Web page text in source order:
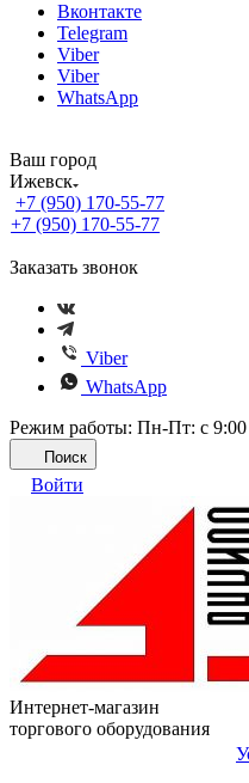
Вконтакте
Telegram
Viber
Viber
WhatsApp
Ваш город
Ижевск
+7 (950) 170-55-77
+7 (950) 170-55-77
Заказать звонок
Viber
WhatsApp
Режим работы: Пн-Пт: с
Поиск
Войти
Интернет-магазин
торгового оборудования